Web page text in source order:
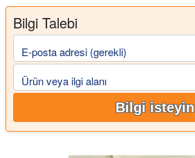
Bilgi Talebi
E-posta adresi (gerekli)
Ürün veya ilgi alanı
Bilgi isteyin